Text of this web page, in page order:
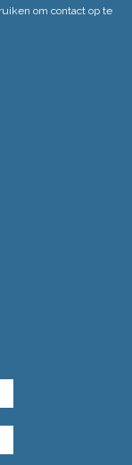
om contact op te